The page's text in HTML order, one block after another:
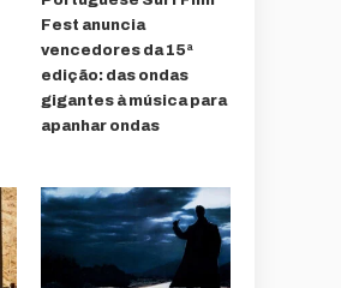
Fest anuncia
vencedores da 15ª
edição: das ondas
gigantes à música para
apanhar ondas